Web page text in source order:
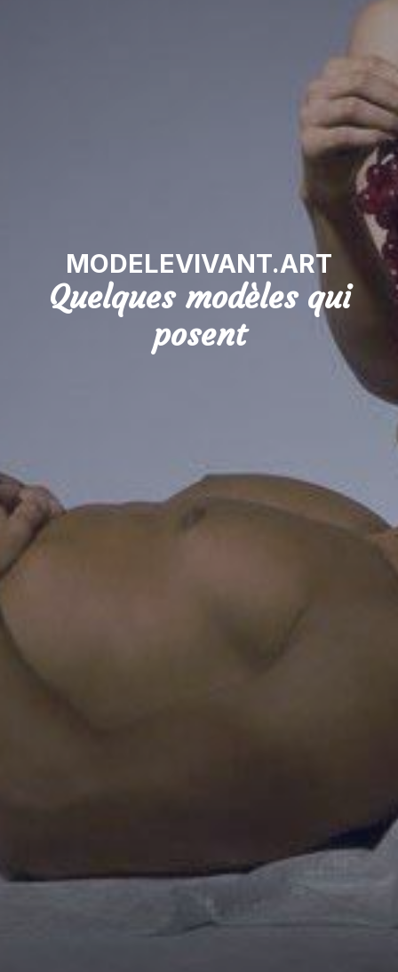
MODELEVIVANT.ART
Quelques modèles qui
posent